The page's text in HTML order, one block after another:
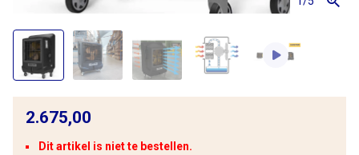
2.675,00
Dit artikel is niet te bestellen.